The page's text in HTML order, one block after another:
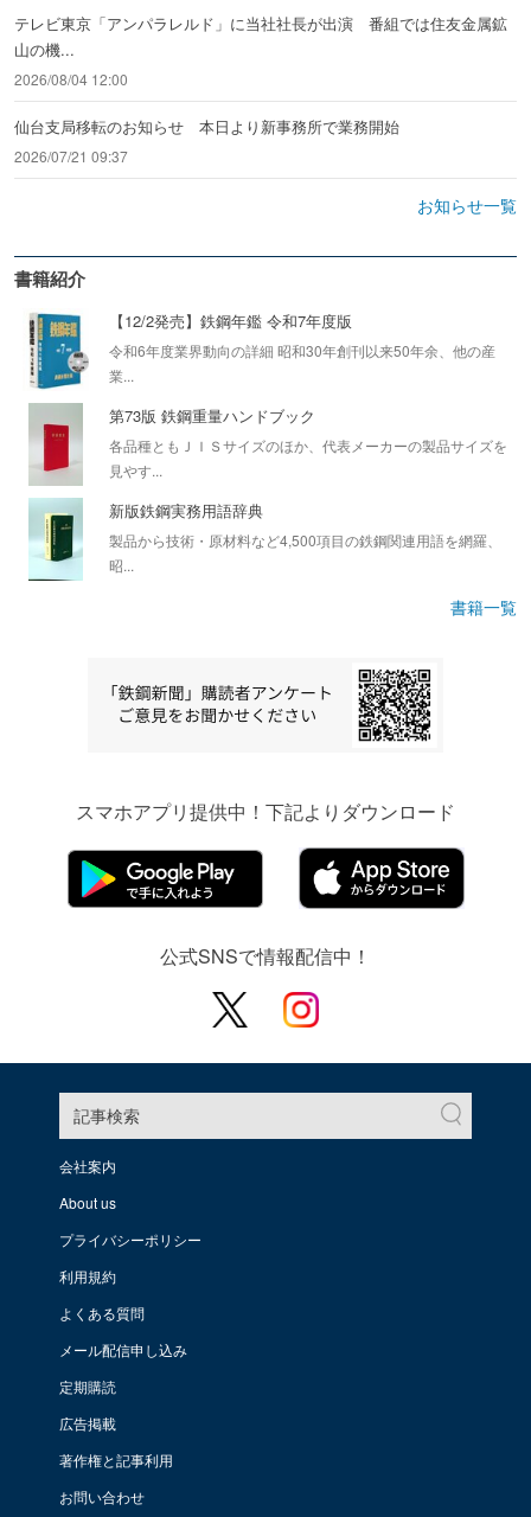
テレビ東京「アンパラレルド」に当社社長が出演 番組では住友金属鉱
山の機...
2026/08/04 12:00
仙台支局移転のお知らせ 本日より新事務所で業務開始
2026/07/21 09:37
お知らせ一覧
書籍紹介
【12/2発売】鉄鋼年鑑 令和7年度版
令和6年度業界動向の詳細 昭和30年創刊以来50年余、他の産
業...
第73版 鉄鋼重量ハンドブック
各品種ともＪＩＳサイズのほか、代表メーカーの製品サイズを
見やす...
新版鉄鋼実務用語辞典
製品から技術・原材料など4,500項目の鉄鋼関連用語を網羅、
昭...
書籍一覧
スマホアプリ提供中！下記よりダウンロード
公式SNSで情報配信中！
記事検索
会社案内
About us
プライバシーポリシー
利用規約
よくある質問
メール配信申し込み
定期購読
広告掲載
著作権と記事利用
お問い合わせ